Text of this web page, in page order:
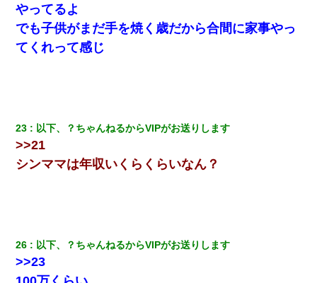
【衝撃】嫁父の会社に勤続１０年、手取り１４万 → 俺「２２万も
らえる会社から誘われた。転職したい」義父「クビ！（激怒」嫁
「離婚！（激怒」
妹が嘘つきな元カレと寄りを戻してしまったという話をしていた
ら、旦那の顔が曇って雰囲気が一転。そそくさと話を切り上げて
いつもより早く寝付いてしまった…｜生活｜ワロタあんてな
ワイ144kg彼女98kgデブカップル、1年間毎日行為しまくった結
やってるよ
でも子供がまだ手を焼く歳だから合間に家事やっ
てくれって感じ
23 以下、？ちゃんねるからVIPがお送りします
>>21
シンママは年収いくらくらいなん？
26 以下、？ちゃんねるからVIPがお送りします
>>23